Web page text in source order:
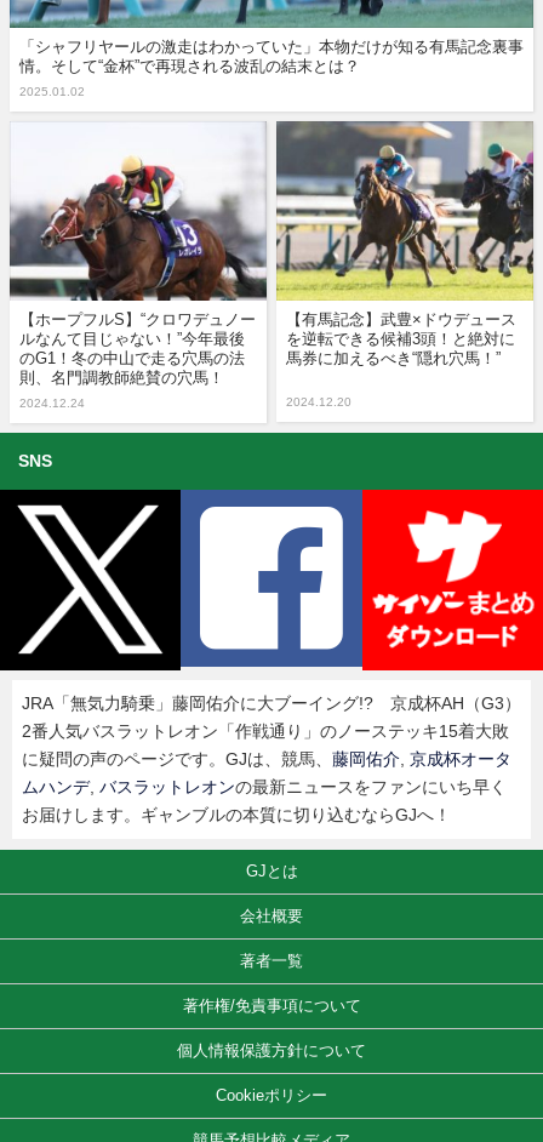
「シャフリヤールの激走はわかっていた」本物だけが知る有馬記念裏事
情。そして“金杯”で再現される波乱の結末とは？
2025.01.02
【ホープフルS】“クロワデュノー
ルなんて目じゃない！”今年最後
のG1！冬の中山で走る穴馬の法
則、名門調教師絶賛の穴馬！
2024.12.24
【有馬記念】武豊×ドウデュース
を逆転できる候補3頭！と絶対に
馬券に加えるべき“隠れ穴馬！”
2024.12.20
SNS
JRA「無気力騎乗」藤岡佑介に大ブーイング!? 京成杯AH（G3）
2番人気バスラットレオン「作戦通り」のノーステッキ15着大敗
に疑問の声のページです。GJは、競馬、 藤岡佑介, 京成杯オータ
ムハンデ, バスラットレオンの最新ニュースをファンにいち早く
お届けします。ギャンブルの本質に切り込むならGJへ！
GJとは
会社概要
著者一覧
著作権/免責事項について
個人情報保護方針について
Cookieポリシー